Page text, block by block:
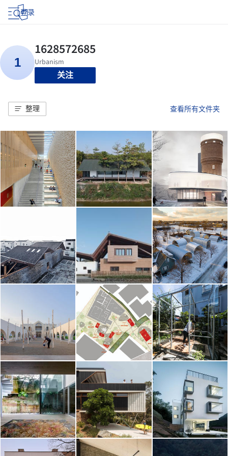
登录
关注
整理 查看所有文件夹